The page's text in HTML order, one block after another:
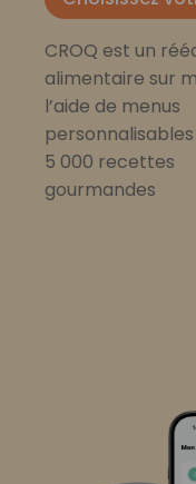
CROQ est un
alimentaire sur
l’aide de menus
5 000 recettes
gourmandes